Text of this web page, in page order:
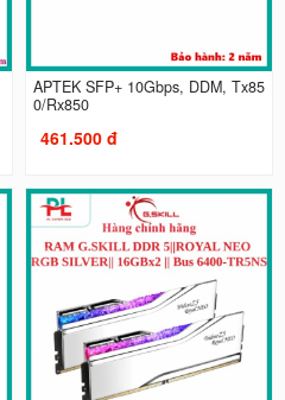
APTEK SFP+ 10Gbps, DDM, Tx85
0/Rx850
461.500 đ